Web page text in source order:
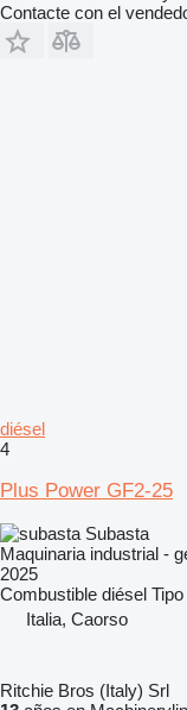
Contacte con el
diésel
4
Plus Power GF2-25
Subasta
Maquinaria industrial -
2025
Combustible diésel Tipo
Italia, Caorso
Ritchie Bros (Italy) Srl